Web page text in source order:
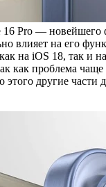
16 Pro —
влияет на его
на iOS 18, так и
как проблема
другие части